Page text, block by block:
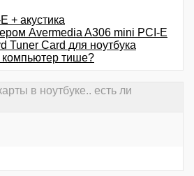
+ акустика
Avermedia A306 mini PCI-E
Tuner Card для ноутбука
компьютер тише?
в ноутбуке.. есть ли